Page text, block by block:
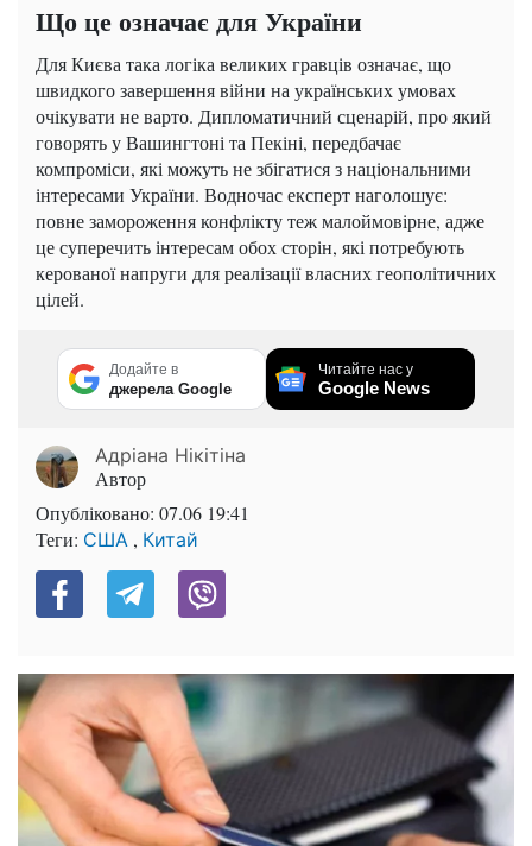
Що це означає для України
Для Києва така логіка великих гравців означає, що
швидкого завершення війни на українських умовах
очікувати не варто. Дипломатичний сценарій, про який
говорять у Вашингтоні та Пекіні, передбачає
компроміси, які можуть не збігатися з національними
інтересами України. Водночас експерт наголошує:
повне замороження конфлікту теж малоймовірне, адже
це суперечить інтересам обох сторін, які потребують
керованої напруги для реалізації власних геополітичних
цілей.
Додайте в
джерела Google
Читайте нас у
Google News
Адріана Нікітіна
Автор
Опубліковано: 07.06 19:41
Теги: США , Китай